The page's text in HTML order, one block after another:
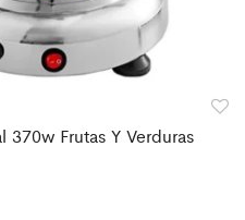
Frutas Y Verduras